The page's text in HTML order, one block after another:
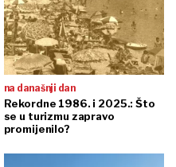
na današnji dan
Rekordne 1986. i 2025.: Što
se u turizmu zapravo
promijenilo?